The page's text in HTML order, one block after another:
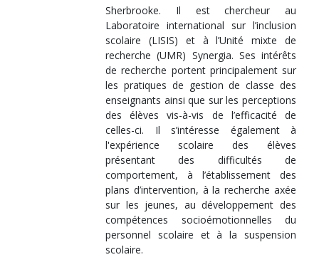
Sherbrooke. Il est chercheur au
Laboratoire international sur l’inclusion
scolaire (LISIS) et à l’Unité mixte de
recherche (UMR) Synergia. Ses intérêts
de recherche portent principalement sur
les pratiques de gestion de classe des
enseignants ainsi que sur les perceptions
des élèves vis-à-vis de l’efficacité de
celles-ci. Il s’intéresse également à
l'expérience scolaire des élèves
présentant des difficultés de
comportement, à l’établissement des
plans d’intervention, à la recherche axée
sur les jeunes, au développement des
compétences socioémotionnelles du
personnel scolaire et à la suspension
scolaire.